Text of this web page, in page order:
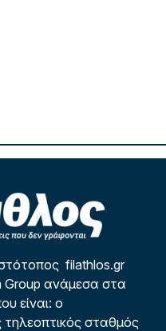
filathlos.gr
Group ανάμεσα στα
είναι: ο
τηλεοπτικός σταθμός